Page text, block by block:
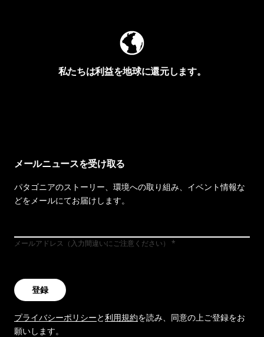
私たちは利益を地球に還元します。
メールニュースを受け取る
パタゴニアのストーリー、環境への取り組み、イベント情報な
どをメールにてお届けします。
メールアドレス（入力間違いにご注意ください）
登録
プライバシーポリシーと利用規約を読み、同意の上ご登録をお
願いします。